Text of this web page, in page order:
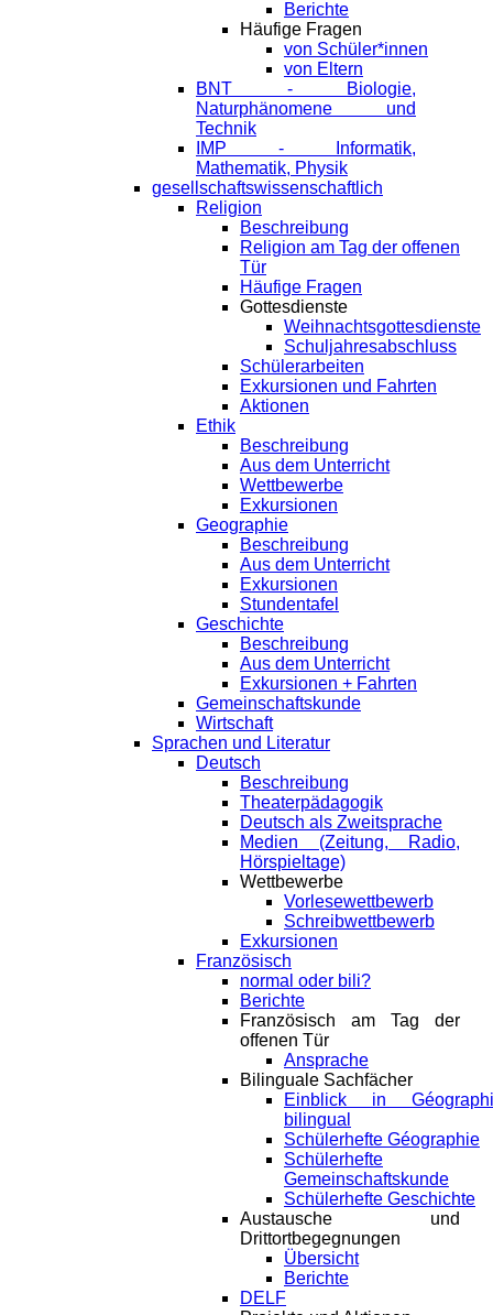
Berichte
Häufige Fragen
von Schüler*innen
von Eltern
BNT - Biologie,
Naturphänomene und
Technik
IMP - Informatik,
Mathematik, Physik
gesellschaftswissenschaftlich
Religion
Beschreibung
Religion am Tag der offenen
Tür
Häufige Fragen
Gottesdienste
Weihnachtsgottesdienste
Schuljahresabschluss
Schülerarbeiten
Exkursionen und Fahrten
Aktionen
Ethik
Beschreibung
Aus dem Unterricht
Wettbewerbe
Exkursionen
Geographie
Beschreibung
Aus dem Unterricht
Exkursionen
Stundentafel
Geschichte
Beschreibung
Aus dem Unterricht
Exkursionen + Fahrten
Gemeinschaftskunde
Wirtschaft
Sprachen und Literatur
Deutsch
Beschreibung
Theaterpädagogik
Deutsch als Zweitsprache
Medien (Zeitung, Radio,
Hörspieltage)
Wettbewerbe
Vorlesewettbewerb
Schreibwettbewerb
Exkursionen
Französisch
normal oder bili?
Berichte
Französisch am Tag der
offenen Tür
Ansprache
Bilinguale Sachfächer
Einblick in
bilingual
Schülerhefte Géographie
Schülerhefte
Gemeinschaftskunde
Schülerhefte Geschichte
Austausche und
Drittortbegegnungen
Übersicht
Berichte
DELF